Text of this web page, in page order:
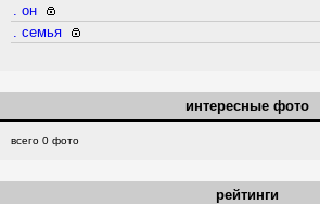
. он
. семья
интересные фото
всего 0 фото
рейтинги